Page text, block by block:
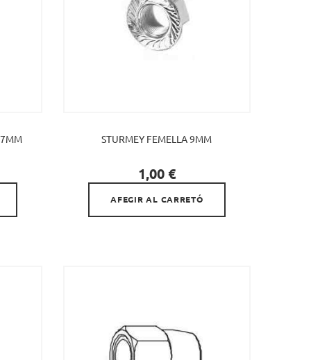
STURMEY FEMELLA 9MM
Preu
1,00 €

AFEGIR AL CARRETÓ